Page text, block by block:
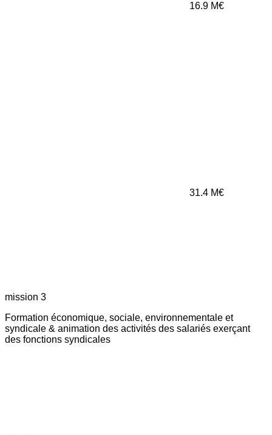
16.9 M€
31.4 M€
mission 3
Formation économique, sociale, environnementale et
syndicale & animation des activités des salariés exerçant
des fonctions syndicales